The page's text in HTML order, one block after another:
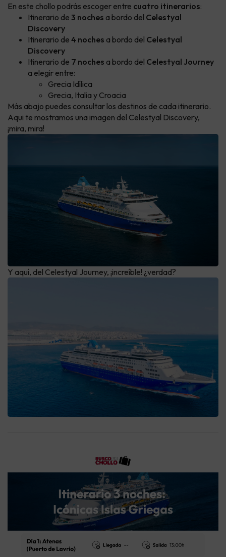
En este chollo podrás escoger entre cuatro itinerarios:
Itinerario de 3 noches a bordo del Celestyal
Discovery
Itinerario de 4 noches a bordo del Celestyal
Discovery
Itinerario de 7 noches a bordo del Celestyal Journey
a elegir entre:
Grecia Idílica
Grecia, Italia y Croacia
Más abajo puedes consultar los destinos de cada itinerario.
Aqui te mostramos una imagen del Celestyal Discovery,
¡mira, mira!
Y aquí, del Celestyal Journey, ¡increíble! ¿verdad?